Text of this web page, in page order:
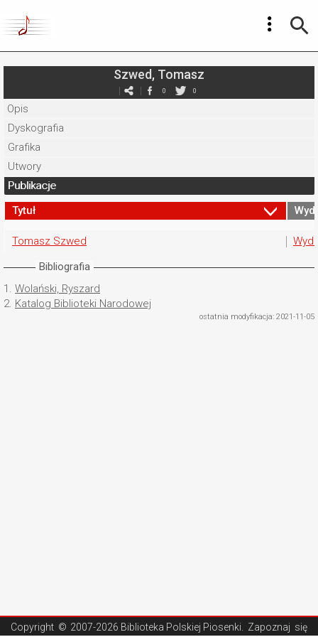
Szwed, Tomasz
0 0
Opis
Dyskografia
Grafika
Utwory
Publikacje
Tytuł
Tomasz Szwed
Bibliografia
1. Wolański, Ryszard
2. Katalog Biblioteki Narodowej
ostatnia modyfikacja: 2021-11-05
Copyright © 2007-2026 Biblioteka Polskiej Piosenki . Zapoznaj się